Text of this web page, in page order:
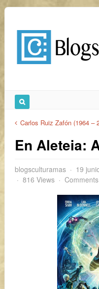
Carlos Ruiz Zafón (1964 –
En Aleteia:
blogsculturamas 19
816 Views